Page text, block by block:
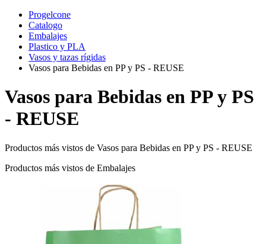
Progelcone
Catalogo
Embalajes
Plastico y PLA
Vasos y tazas rígidas
Vasos para Bebidas en PP y PS - REUSE
Vasos para Bebidas en PP y PS
- REUSE
Productos más vistos de Vasos para Bebidas en PP y PS - REUSE
Productos más vistos de Embalajes